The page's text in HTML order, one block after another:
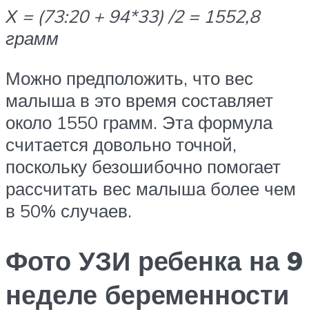
Х = (73:20 + 94*33) /2 = 1552,8
грамм
Можно предположить, что вес
малыша в это время составляет
около 1550 грамм. Эта формула
считается довольно точной,
поскольку безошибочно помогает
рассчитать вес малыша более чем
в 50% случаев.
Фото УЗИ ребенка на 9
неделе беременности